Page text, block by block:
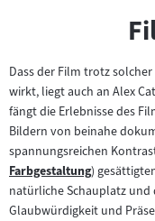
Dass der Film trotz
wirkt, liegt auch an Alex
fängt die Erlebnisse des
Bildern von beinahe
spannungsreichen
Zum
Inhalt:
Farbgestaltung)
natürliche Schauplatz
Glaubwürdigkeit und